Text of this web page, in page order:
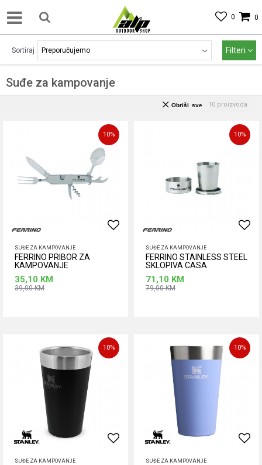
0
0
Suđe za kampovanje
Sortiraj Filteri
10 proizvoda
Obriši sve
10%
SUĐE ZA KAMPOVANJE
FERRINO PRIBOR ZA
KAMPOVANJE
35,10 KM
39,00KM
10%
SUĐE ZA KAMPOVANJE
FERRINO STAINLESS STEEL
SKLOPIVA CASA
71,10 KM
79,00KM
10%
SUĐE ZA KAMPOVANJE
10%
SUĐE ZA KAMPOVANJE